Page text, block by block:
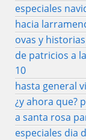
especiales
hacia
ovas y
de patricios a
10
hasta general
¿y ahora que?
a santa rosa
especiales dia